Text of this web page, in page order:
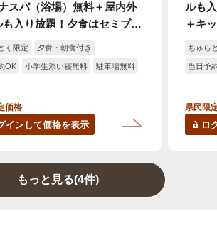
スパ（浴場）無料＋屋内外
も入り放題！夕食はセミブッ
く限定 夕食・朝食付き
OK 小学生添い寝無料 駐車場無料
価格
インして価格を表示
ルも
＋キ
ちゅら
当日予
県民限
ロ
もっと見る(4件)